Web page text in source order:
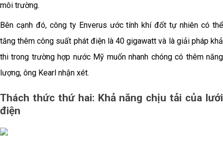
môi trường.
Bên cạnh đó, công ty Enverus ước tính khí đốt tự nhiên có thể
tăng thêm công suất phát điện là 40 gigawatt và là giải pháp khả
thi trong trường hợp nước Mỹ muốn nhanh chóng có thêm năng
lượng, ông Kearl nhận xét.
Thách thức thứ hai: Khả năng chịu tải của lưới
điện